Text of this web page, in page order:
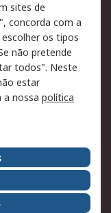
de cookies
de emails
na RS
sites de
concorda com a
os tipos
não pretende
todos". Neste
estar
a nossa política